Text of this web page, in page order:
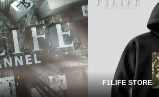
F1LIFE STORE